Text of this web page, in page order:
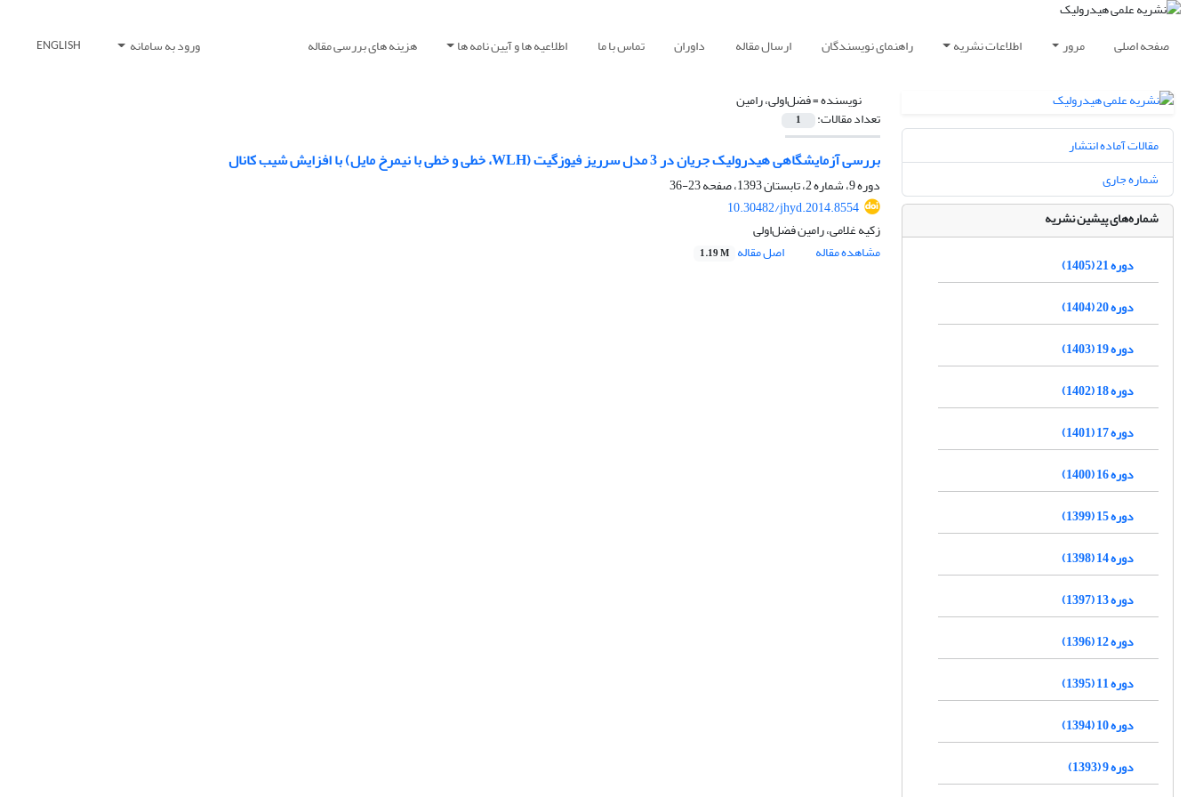
صفحه اصلی مرور اطلاعات نشریه راهنمای نویسندگان ارسال مقاله داوران تماس با ما اطلاعیه ها و آیین نامه ها هزینه های بررسی مقاله ورود به سامانه ENGLISH
نویسنده =فضل‌اولی، رامین
تعداد مقالات: 1
بررسی آزمایشگاهی هیدرولیک جریان در 3 مدل سرریز فیوزگیت (WLH، خطی و خطی با نیمرخ مایل) با افزایش شیب کانال
دوره 9، شماره 2، تابستان 1393، صفحه
23-36
10.30482/jhyd.2014.8554
زکیه غلامی، رامین فضل‌اولی
مشاهده مقاله
اصل مقاله 1.19 M
مقالات آماده انتشار
شماره جاری
شماره‌های پیشین نشریه
دوره 21 (1405)
دوره 20 (1404)
دوره 19 (1403)
دوره 18 (1402)
دوره 17 (1401)
دوره 16 (1400)
دوره 15 (1399)
دوره 14 (1398)
دوره 13 (1397)
دوره 12 (1396)
دوره 11 (1395)
دوره 10 (1394)
دوره 9 (1393)